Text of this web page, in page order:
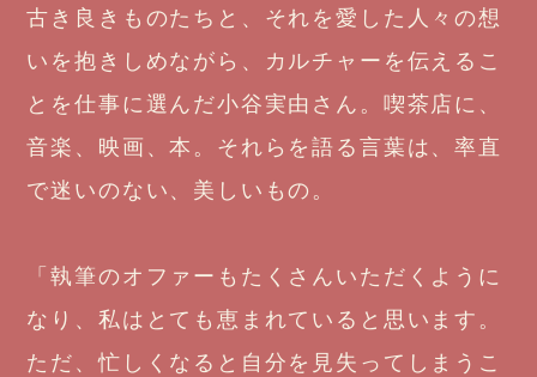
古き良きものたちと、それを愛した人々の想
いを抱きしめながら、カルチャーを伝えるこ
とを仕事に選んだ小谷実由さん。喫茶店に、
音楽、映画、本。それらを語る言葉は、率直
で迷いのない、美しいもの。
「執筆のオファーもたくさんいただくように
なり、私はとても恵まれていると思います。
ただ、忙しくなると自分を見失ってしまうこ